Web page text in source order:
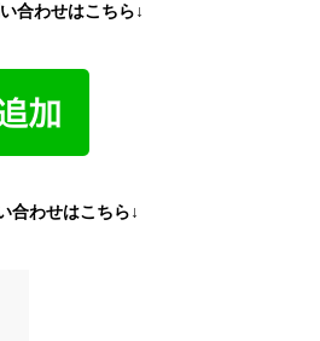
合わせはこちら↓
合わせはこちら↓